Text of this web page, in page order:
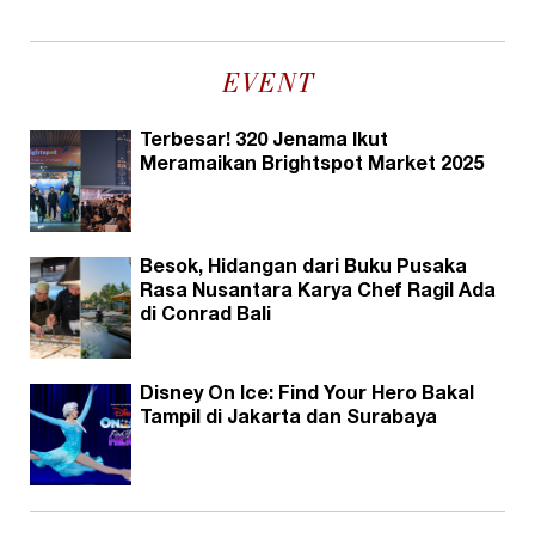
EVENT
Terbesar! 320 Jenama Ikut
Meramaikan Brightspot Market 2025
Besok, Hidangan dari Buku Pusaka
Rasa Nusantara Karya Chef Ragil Ada
di Conrad Bali
Disney On Ice: Find Your Hero Bakal
Tampil di Jakarta dan Surabaya